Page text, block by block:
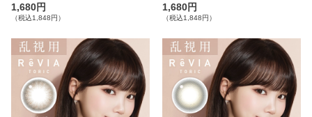
1,680円
（税込1,848円）
1,680円
（税込1,848円）